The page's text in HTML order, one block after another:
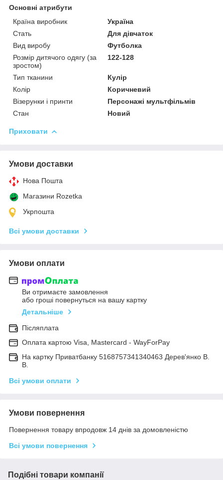
Основні атрибути
Країна виробник
Україна
Стать
Для дівчаток
Вид виробу
Футболка
Розмір дитячого одягу (за
зростом)
122-128
Тип тканини
Кулір
Колір
Коричневий
Візерунки і принти
Персонажі мультфільмів
Стан
Новий
Приховати
Умови доставки
Нова Пошта
Магазини Rozetka
Укрпошта
Всі умови доставки
Умови оплати
Ви отримаєте замовлення
або гроші повернуться на вашу картку
Детальніше
Післяплата
Оплата картою Visa, Mastercard - WayForPay
На картку Приватбанку 5168757341340463 Дерев'янко В.
В.
Всі умови оплати
Умови повернення
Повернення товару впродовж 14 днів за домовленістю
Всі умови повернення
Подібні товари компанії